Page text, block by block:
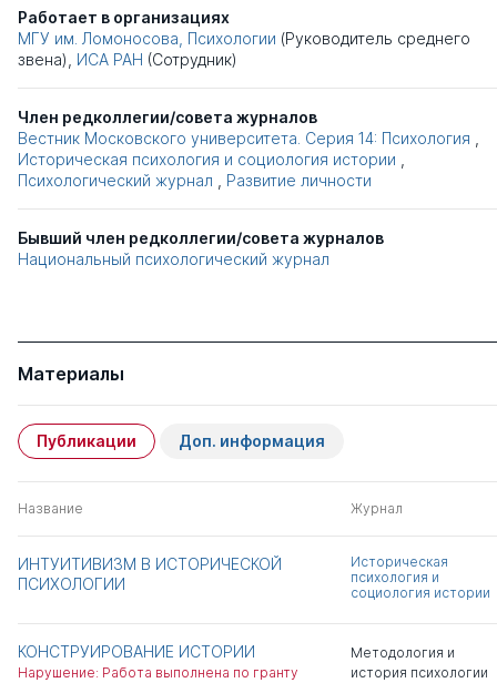
Работает в организациях
МГУ им. Ломоносова, Психологии (Руководитель среднего
звена), ИСА РАН (Сотрудник)
Член редколлегии/совета журналов
Вестник Московского университета. Серия 14: Психология
Историческая психология и социология истории
Психологический журнал
Развитие личности
Бывший член редколлегии/совета журналов
Национальный психологический журнал
Материалы
Публикации Доп. информация
Название Журнал
ИНТУИТИВИЗМ В ИСТОРИЧЕСКОЙ
ПСИХОЛОГИИ
Историческая
психология и
социология истории
КОНСТРУИРОВАНИЕ ИСТОРИИ
Нарушение: Работа выполнена по гранту
Методология и
история психологии